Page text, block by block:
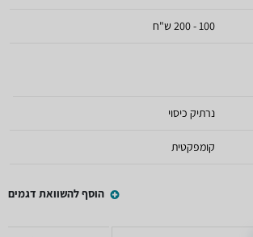
100 - 200 ש"ח
נרתיק כיסוי
קומפקטית
הוסף להשוואת דגמים